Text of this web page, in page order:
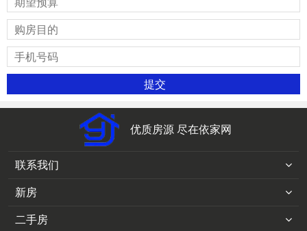
优质房源 尽在依家网
联系我们
新房
二手房